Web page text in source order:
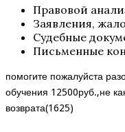
Правовой
Заявления,
Судебные
Письменные
помогите пожалуйста
обучения 12500руб.,не
возврата(1625)